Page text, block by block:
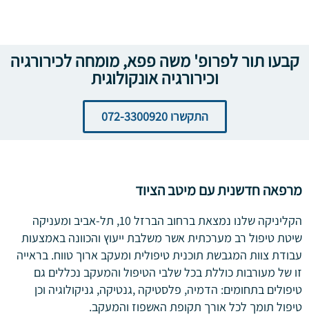
קבעו תור לפרופ' משה פפא, מומחה לכירורגיה
וכירורגיה אונקולוגית
התקשרו 072-3300920
מרפאה חדשנית עם מיטב הציוד
הקליניקה שלנו נמצאת ברחוב הברזל 10, תל-אביב ומעניקה
שיטת טיפול רב מערכתית אשר משלבת ייעוץ והכוונה באמצעות
עבודת צוות המגבשת תוכנית טיפולית ומעקב ארוך טווח. בראייה
זו של מעורבות כוללת בכל שלבי הטיפול והמעקב נכללים גם
טיפולים בתחומים: הדמיה, פלסטיקה ,גנטיקה, גניקולוגיה וכן
טיפול תומך לכל אורך תקופת האשפוז והמעקב.